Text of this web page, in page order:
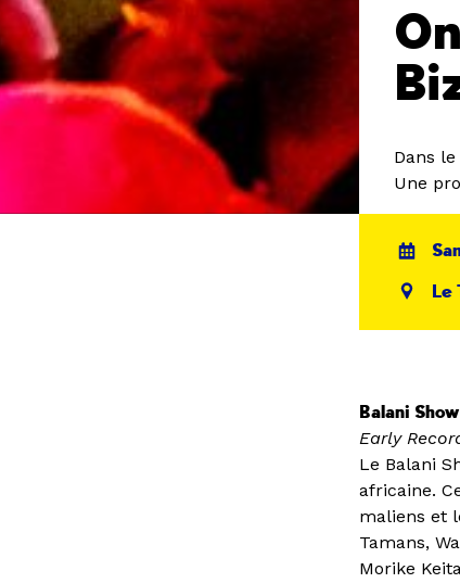
Dans
Une
Le
Balani
Early
Le Balani
africaine.
maliens et
Tamans,
Morike